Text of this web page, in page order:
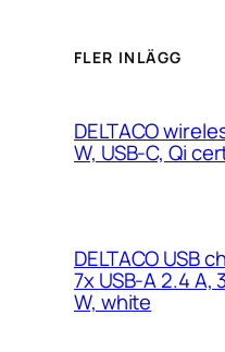
FLER INLÄGG
DELTACO
W, USB-C, Qi
DELTACO USB
7x USB-A 2.4 A,
W, white